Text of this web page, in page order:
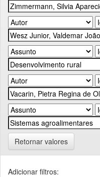
Retornar valores
Adicionar filtros: